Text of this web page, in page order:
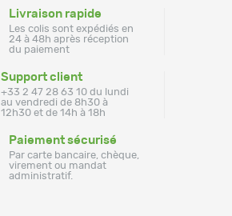
Livraison rapide
Les colis sont expédiés en
24 à 48h après réception
du paiement
Support client
+33 2 47 28 63 10 du lundi
au vendredi de 8h30 à
12h30 et de 14h à 18h
Paiement sécurisé
Par carte bancaire, chèque,
virement ou mandat
administratif.